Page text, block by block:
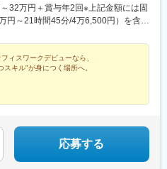
等老人介護施設を約500施設運営し
聞の定員数ランキングで6位を獲
ひとりの力を集結し、次世代へ繋が
してまいります。
務
32万円＋賞与年2回※上記金額には固
円～21時間45分/4万6,500円）を含み
時間45分）を含みます。※経験・スキ
より決定します。※超過分は別途全額
ィスワークデビューなら、
スキル"が身につく場所へ。
応募する